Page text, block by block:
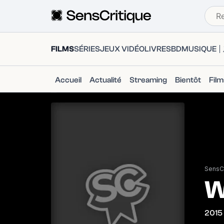
FILMSSÉRIESJEUX VIDÉOLIVRESBDMUSIQUE
Accueil Actualité Streaming Bientôt
2015